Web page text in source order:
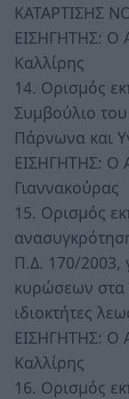
ΚΑΤΑΡΤΙΣΗΣ
ΕΙΣΗΓΗΤΗΣ: Ο
Καλλίρης
14. Ορισμός
Συμβούλιο
Πάρνωνα και
ΕΙΣΗΓΗΤΗΣ: Ο
Γιαννακούρας
15. Ορισμός
Π.Δ. 170/2003,
κυρώσεων στα
ιδιοκτήτες
ΕΙΣΗΓΗΤΗΣ: Ο
Καλλίρης
16. Ορισμός